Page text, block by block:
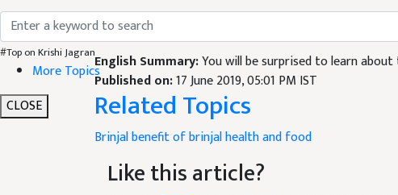
#Top on Krishi Jagran
More Topics
CLOSE
English Summary:You will be surprised to learn
Published on:17 June 2019, 05:01 PM IST
Related Topics
Brinjalbenefit of brinjalhealth and food
Like this article?